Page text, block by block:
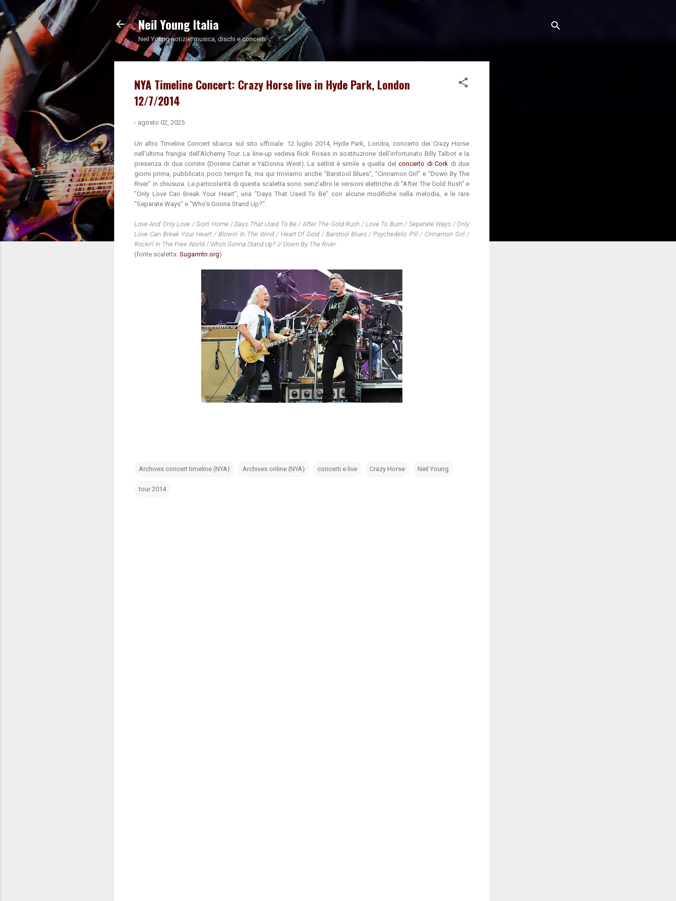
Passa ai contenuti principali
Neil Young Italia
Neil Young notizie: musica, dischi e concerti
NYA Timeline Concert: Crazy Horse live in Hyde Park, London
12/7/2014
- agosto 02, 2025
Un altro Timeline Concert sbarca sul sito ufficiale: 12 luglio 2014, Hyde Park, Londra, concerto dei Crazy Horse
nell'ultima frangia dell'Alchemy Tour. La line-up vedeva Rick Rosas in sostituzione dell'infortunato Billy Talbot e la
presenza di due coriste (Dorene Carter e YaDonna West). La setlist è simile a quella delconcerto di Cork di due
giorni prima, pubblicato poco tempo fa, ma qui troviamo anche "Barstool Blues", "Cinnamon Girl" e "Down By The
River" in chiusura. Le particolarità di questa scaletta sono senz'altro le versioni elettriche di "After The Gold Rush" e
"Only Love Can Break Your Heart", una "Days That Used To Be" con alcune modifiche nella melodia, e le rare
"Separate Ways" e "Who's Gonna Stand Up?".
Love And Only Love / Goin' Home / Days That Used To Be / After The Gold Rush / Love To Burn / Separate Ways / Only
Love Can Break Your Heart / Blowin' In The Wind / Heart Of Gold / Barstool Blues / Psychedelic Pill / Cinnamon Girl /
Rockin' In The Free World / Who's Gonna Stand Up? // Down By The River
(fonte scaletta: Sugarmtn.org)
Archives concert timeline (NYA) Archives online (NYA) concerti e live Crazy Horse Neil Young
tour 2014